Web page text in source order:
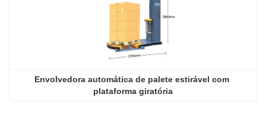
Envolvedora automática de palete estirável com
plataforma giratória